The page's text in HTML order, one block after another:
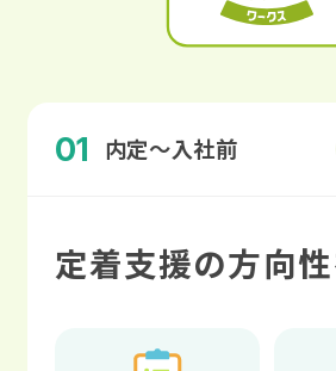
01 内定〜入社前
定着支援の方向